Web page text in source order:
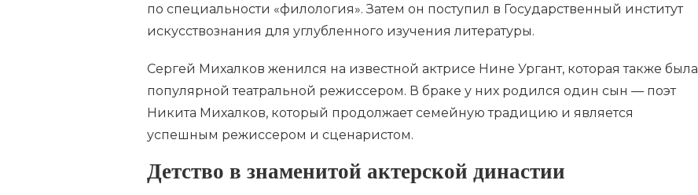
по специальности «филология». Затем он поступил в Государственный институт
искусствознания для углубленного изучения литературы.
Сергей Михалков женился на известной актрисе Нине Ургант, которая также была
популярной театральной режиссером. В браке у них родился один сын — поэт
Никита Михалков, который продолжает семейную традицию и является
успешным режиссером и сценаристом.
Детство в знаменитой актерской династии